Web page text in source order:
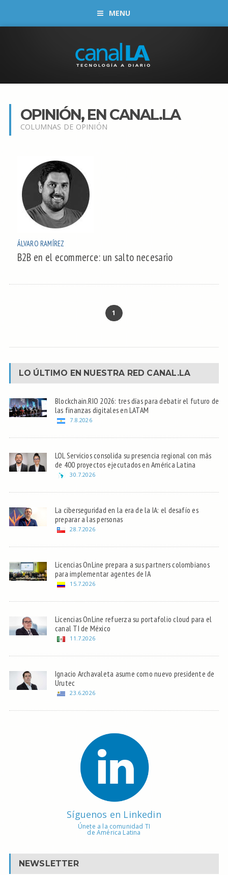
MENU
OPINIÓN, EN CANAL.LA
COLUMNAS DE OPINIÓN
ÁLVARO RAMÍREZ
B2B en el ecommerce: un salto necesario
1
LO ÚLTIMO EN NUESTRA RED CANAL.LA
Blockchain.RIO 2026: tres días para debatir el futuro de
las finanzas digitales en LATAM
7.8.2026
LOL Servicios consolida su presencia regional con más
de 400 proyectos ejecutados en América Latina
30.7.2026
La ciberseguridad en la era de la IA: el desafío es
preparar a las personas
28.7.2026
Licencias OnLine prepara a sus partners colombianos
para implementar agentes de IA
15.7.2026
Licencias OnLine refuerza su portafolio cloud para el
canal TI de México
11.7.2026
Ignacio Archavaleta asume como nuevo presidente de
Urutec
23.6.2026
Síguenos en Linkedin
Únete a la comunidad TI
de América Latina
NEWSLETTER